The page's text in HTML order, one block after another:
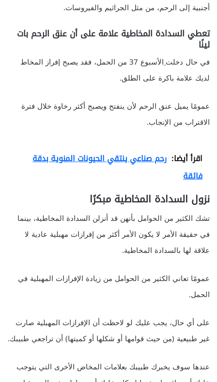
أجنبية إلى الرحم، من مثل الجراثيم والفيروسات.
تعطي السدادة المخاطية علامة على أن عنق الرحم بات
لينًا
في حال دخلت ِالأسبوع 37 من الحمل، فقد يصبح إفراز المخاط
لديك علامة باكرة على الطلق.
عمومًا يميل عنق الرحم لأن ينفتح ويصبح أكثر رخاوة خلال فترة
الاقتراب من الإنجاب.
اقرأ أيضا: رحم صناعي ينتقي الحيونات المنوية بدقة
فائقة
نزول السدادة المخاطية مبكرًا
تشك الكثير من الحوامل بأنهن قد أنزلن السدادة المخاطية، بينما
في حقيقة الأمر لا يكون الأمر أكثر من إفرازات مهبلية عادية لا
علاقة لها بالسدادة المخاطية.
عمومًا تعاني الكثير من الحوامل من زيادة الإفرازات المهبلية في
الحمل.
على أي حال، يجب عليك لو لاحظت أن الإفرازات المهبلية صارت
غير طبيعية (من حيث قوامها أو شكلها أو كميتها) أن تراجعي طبيبك.
عندها سوف يخبرك طبيبك بعلامات المخاض الأخرى التي يتوجب